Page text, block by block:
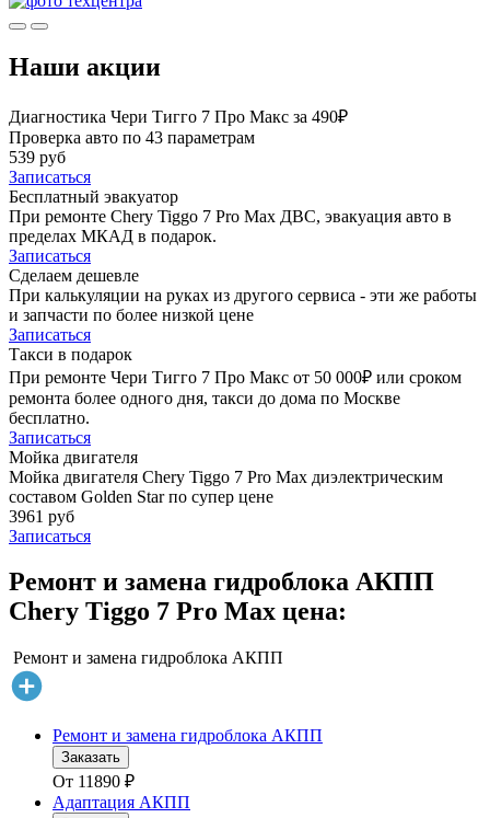
Наши акции
Диагностика Чери Тигго 7 Про Макс за 490₽
Проверка авто по 43 параметрам
539 руб
Записаться
Бесплатный эвакуатор
При ремонте Chery Tiggo 7 Pro Max ДВС, эвакуация авто в
пределах МКАД в подарок.
Записаться
Сделаем дешевле
При калькуляции на руках из другого сервиса - эти же работы
и запчасти по более низкой цене
Записаться
Такси в подарок
При ремонте Чери Тигго 7 Про Макс от 50 000₽ или сроком
ремонта более одного дня, такси до дома по Москве
бесплатно.
Записаться
Мойка двигателя
Мойка двигателя Chery Tiggo 7 Pro Max диэлектрическим
составом Golden Star по супер цене
3961 руб
Записаться
Ремонт и замена гидроблока АКПП
Chery Tiggo 7 Pro Max цена:
Ремонт и замена гидроблока АКПП
Ремонт и замена гидроблока АКПП
Заказать
От 11890 ₽
Адаптация АКПП